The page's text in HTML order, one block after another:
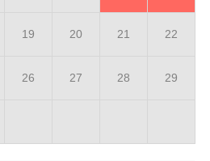
19 20 21 22
26 27 28 29